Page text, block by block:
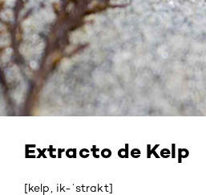
Extracto de Kelp
[kelp, ik-ˈstrakt]